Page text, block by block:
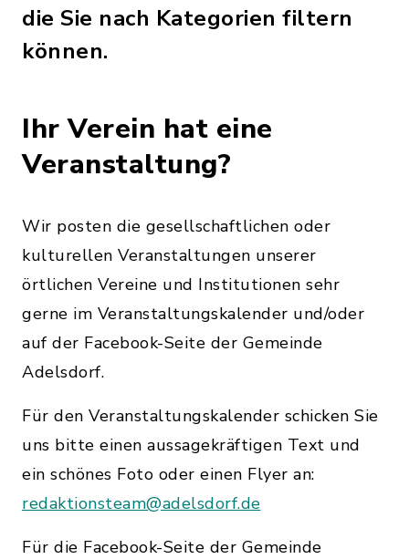
die Sie nach Kategorien filtern
können.
Ihr Verein hat eine
Veranstaltung?
Wir posten die gesellschaftlichen oder
kulturellen Veranstaltungen unserer
örtlichen Vereine und Institutionen sehr
gerne im Veranstaltungskalender und/oder
auf der Facebook-Seite der Gemeinde
Adelsdorf.
Für den Veranstaltungskalender schicken Sie
uns bitte einen aussagekräftigen Text und
ein schönes Foto oder einen Flyer an:
redaktionsteam@adelsdorf.de
Für die Facebook-Seite der Gemeinde